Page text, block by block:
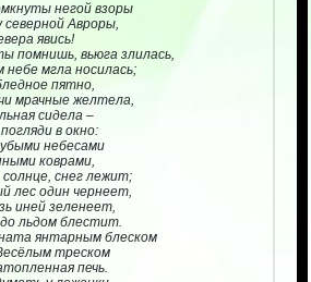
негой взоры
северной Авроры,
явись!
помнишь, вьюга злилась,
мгла носилась;
пятно,
мрачные желтела,
сидела –
в окно:
небесами
коврами,
снег лежит;
лес один чернеет,
иней зеленеет,
льдом блестит.
янтарным блеском
треском
печь.